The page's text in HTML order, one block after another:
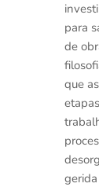
para
de
que